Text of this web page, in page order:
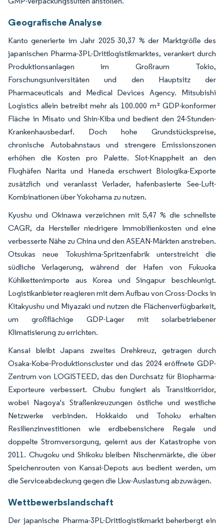
Geografische Analyse
Kanto generierte im Jahr 2025 30,37 % der Marktgröße des
japanischen Pharma-3PL-Drittlogistikmarktes, verankert durch
Produktionsanlagen im Großraum Tokio,
Forschungsuniversitäten und den Hauptsitz der
Pharmaceuticals and Medical Devices Agency. Mitsubishi
Logistics allein betreibt mehr als 100.000 m² GDP-konformer
Fläche in Misato und Shin-Kiba und bedient den 24-Stunden-
Krankenhausbedarf. Doch hohe Grundstückspreise,
chronische Autobahnstaus und strengere Emissionszonen
erhöhen die Kosten pro Palette. Slot-Knappheit an den
Flughäfen Narita und Haneda erschwert Biologika-Exporte
zusätzlich und veranlasst Verlader, hafenbasierte See-Luft-
Kombinationen über Yokohama zu nutzen.
Kyushu und Okinawa verzeichnen mit 5,47 % die schnellste
CAGR, da Hersteller niedrigere Immobilienkosten und eine
verbesserte Nähe zu China und den ASEAN-Märkten anstreben.
Otsukas neue Tokushima-Spritzenfabrik unterstreicht die
südliche Verlagerung, während der Hafen von Fukuoka
Kühlkettenimporte aus Korea und Singapur beschleunigt.
Logistikanbieter reagieren mit dem Aufbau von Cross-Docks in
Kitakyushu und Miyazaki und nutzen die Flächenverfügbarkeit,
um großflächige GDP-Lager mit solarbetriebener
Klimatisierung zu errichten.
Kansai bleibt Japans zweites Drehkreuz, getragen durch
Osaka-Kobe-Produktionscluster und das 2024 eröffnete GDP-
Zentrum von LOGISTEED, das den Durchsatz für Biopharma-
Exporteure verbessert. Chubu fungiert als Transitkorridor,
wobei Nagoya's Straßenkreuzungen östliche und westliche
Netzwerke verbinden. Hokkaido und Tohoku erhalten
Resilienzinvestitionen wie erdbebensichere Regale und
doppelte Stromversorgung, gelernt aus der Katastrophe von
2011. Chugoku und Shikoku bleiben Nischenmärkte, die über
Speichenrouten von Kansai-Depots aus bedient werden, um
die Serviceabdeckung gegen die Lkw-Auslastung abzuwägen.
Wettbewerbslandschaft
Der japanische Pharma-3PL-Drittlogistikmarkt beherbergt ein